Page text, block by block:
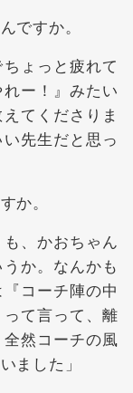
ですか。
ょっと疲れて
ー！』みたい
てくださりま
先生だと思っ
か。
、かおちゃん
か。なんかも
コーチ陣の中
て言って、離
然コーチの風
ました」